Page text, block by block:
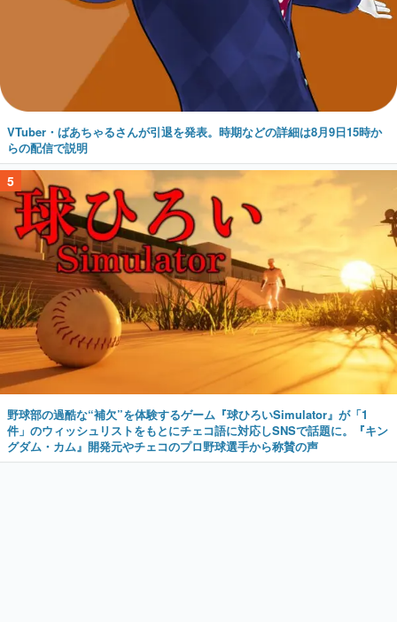
VTuber・ばあちゃるさんが引退を発表。時期などの詳細は8月9日15時か
らの配信で説明
5
野球部の過酷な“補欠”を体験するゲーム『球ひろいSimulator』が「1
件」のウィッシュリストをもとにチェコ語に対応しSNSで話題に。『キン
グダム・カム』開発元やチェコのプロ野球選手から称賛の声